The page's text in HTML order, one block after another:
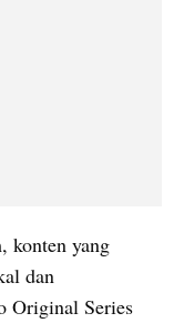
konten yang
dan
Original Series